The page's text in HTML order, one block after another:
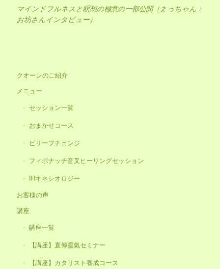
マインドフルネスと瞑想の極意の一部公開（まっちゃん：
お坊さんインタビュー）
クオーレのご紹介
メニュー
セッション一覧
おまかせコース
ビリーフチェンジ
フィボナッチ音叉ヒーリングセッション
IHキネシオロジー
お客様の声
講座
講座一覧
【講座】直傳靈氣セミナー
【講座】カタリスト養成コース